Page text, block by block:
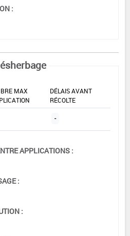
:
MAX
DÉLAIS AVANT
RÉCOLTE
-
APPLICATIONS :
:
: